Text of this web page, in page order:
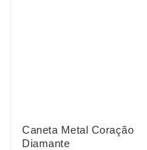
Caneta Metal Coração
Diamante